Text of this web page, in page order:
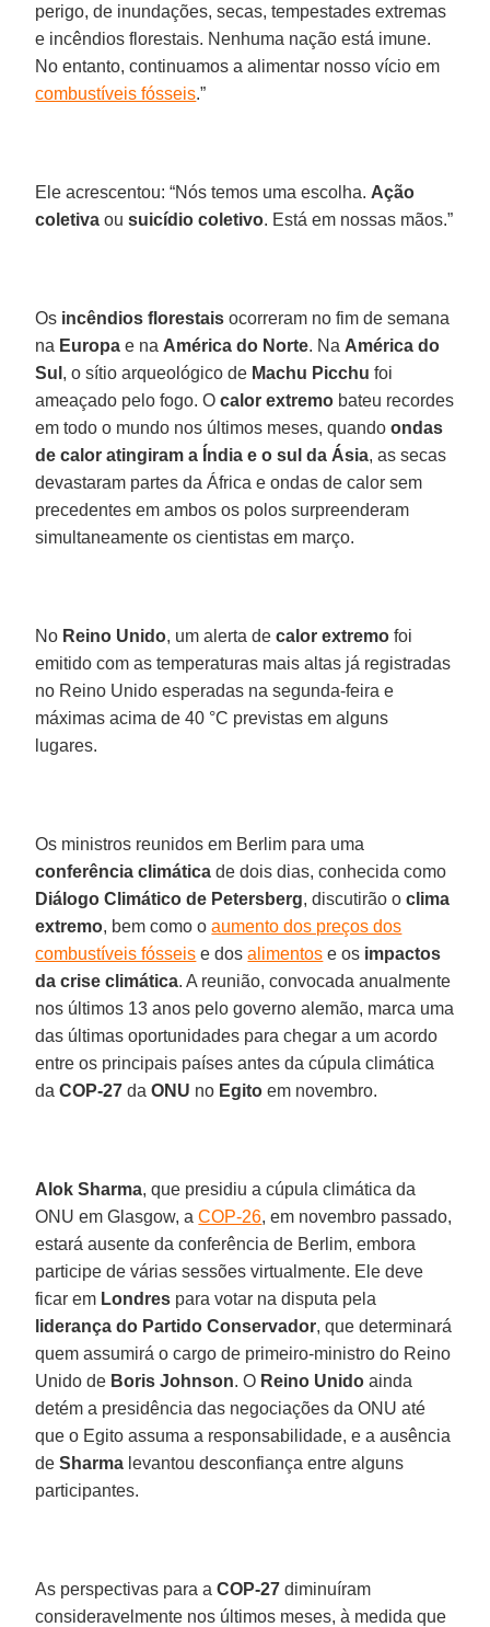
perigo, de inundações, secas, tempestades extremas
e incêndios florestais. Nenhuma nação está imune.
No entanto, continuamos a alimentar nosso vício em
combustíveis fósseis.”
Ele acrescentou: “Nós temos uma escolha. Ação
coletiva ousuicídio coletivo. Está em nossas mãos.”
Os incêndios florestais ocorreram no fim de semana
na Europa e na América do Norte. Na América do
Sul , o sítio arqueológico de Machu Picchu foi
ameaçado pelo fogo. Ocalor extremo bateu recordes
em todo o mundo nos últimos meses, quandoondas
de calor atingiram a Índia e o sul da Ásia, as secas
devastaram partes da África e ondas de calor sem
precedentes em ambos os polos surpreenderam
simultaneamente os cientistas em março.
No Reino Unido, um alerta decalor extremo foi
emitido com as temperaturas mais altas já registradas
no Reino Unido esperadas na segunda-feira e
máximas acima de 40 °C previstas em alguns
lugares.
Os ministros reunidos em Berlim para uma
conferência climática de dois dias, conhecida como
Diálogo Climático de Petersberg, discutirão oclima
extremo, bem como oaumento dos preços dos
combustíveis fósseis e dosalimentos e os impactos
da crise climática. A reunião, convocada anualmente
nos últimos 13 anos pelo governo alemão, marca uma
das últimas oportunidades para chegar a um acordo
entre os principais países antes da cúpula climática
daCOP-27 daONU no Egito em novembro.
Alok Sharma, que presidiu a cúpula climática da
ONU em Glasgow, aCOP-26, em novembro passado,
estará ausente da conferência de Berlim, embora
participe de várias sessões virtualmente. Ele deve
ficar em Londres para votar na disputa pela
liderança do Partido Conservador, que determinará
quem assumirá o cargo de primeiro-ministro do Reino
Unido de Boris Johnson. O Reino Unido ainda
detém a presidência das negociações da ONU até
que o Egito assuma a responsabilidade, e a ausência
deSharma levantou desconfiança entre alguns
participantes.
As perspectivas para aCOP-27 diminuíram
consideravelmente nos últimos meses, à medida que